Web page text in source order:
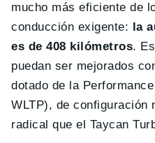
mucho más eficiente de
conducción exigente: la
es de 408 kilómetros.
puedan ser mejorados
dotado de la
WLTP), de configuración
radical que el Taycan